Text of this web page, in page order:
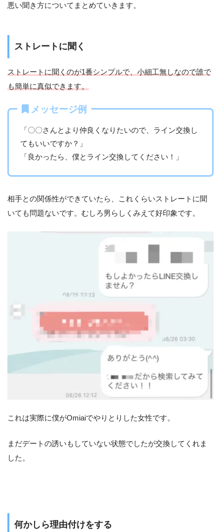
悪い聞き方についてまとめていきます。
ストレートに聞く
ストレートに聞くのが1番シンプルで、小細工無しなので誰で
も簡単に真似できます。
メッセージ例
「〇〇さんとより仲良くなりたいので、ライン交換し
てもいいですか？」
「良かったら、僕とライン交換してください！」
相手との関係性ができていたら、これくらいストレートに聞
いても問題ないです。むしろ男らしくみえて好印象です。
これは実際に僕がOmiaiでやりとりした女性です。
まだデートの誘いもしていない状態でしたが交換してくれま
した。
何かしら理由付けをする